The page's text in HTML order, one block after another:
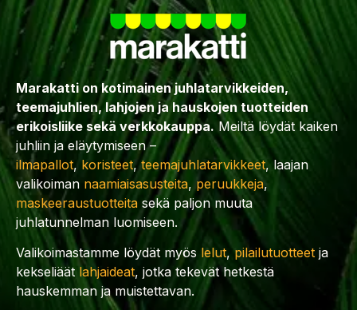
Marakatti on kotimainen juhlatarvikkeiden,
teemajuhlien, lahjojen ja hauskojen tuotteiden
erikoisliike sekä verkkokauppa. Meiltä löydät kaiken
juhliin ja eläytymiseen –
ilmapallot, koristeet,teemajuhlatarvikkeet, laajan
valikoiman naamiaisasusteita, peruukkeja,
maskeeraustuotteita sekä paljon muuta
juhlatunnelman luomiseen.
Valikoimastamme löydät myös lelut,pilailutuotteet ja
kekseliäät lahjaideat, jotka tekevät hetkestä
hauskemman ja muistettavan.